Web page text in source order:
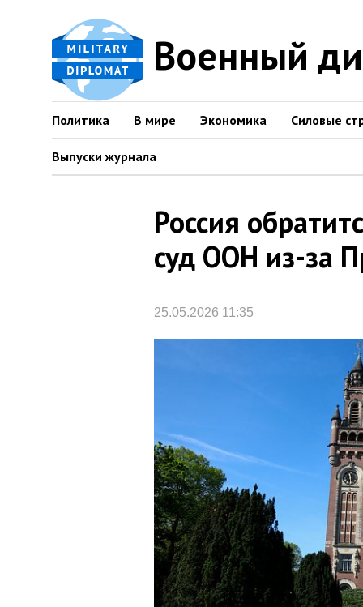
Военный
Политика В мире Экономика Силовые
Выпуски журнала
Россия
суд ООН из-за
25.05.2026 11:35